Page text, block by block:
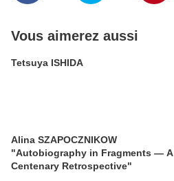
Vous aimerez aussi
Tetsuya ISHIDA
Alina SZAPOCZNIKOW
"Autobiography in Fragments — A
Centenary Retrospective"